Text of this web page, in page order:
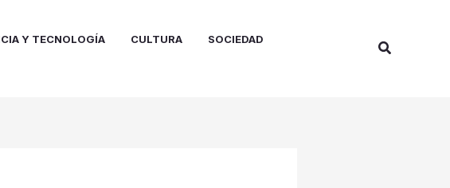
Y TECNOLOGÍA CULTURA
SOCIEDAD
Buscar